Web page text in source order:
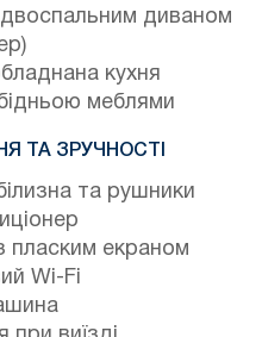
двоспальним диваном
кухня
меблями
ТА ЗРУЧНОСТІ
та рушники
пласким екраном
Wi-Fi